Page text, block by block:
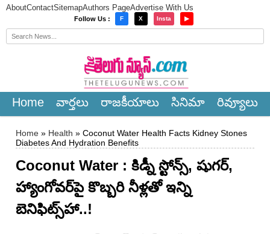
AboutContactSitemapAuthors PageAdvertise With Us
Follow Us : F X Insta ▶
Home వార్త‌లు రాజ‌కీయాలు సినిమా రివ్యూలు
Home » Health » Coconut Water Health Facts Kidney Stones
Diabetes And Hydration Benefits
Coconut Water : కిడ్నీ స్టోన్స్, షుగర్,
హ్యాంగోవర్‌పై కొబ్బరి నీళ్ల‌తో ఇన్ని
బెనిఫిట్స్‌హా..!